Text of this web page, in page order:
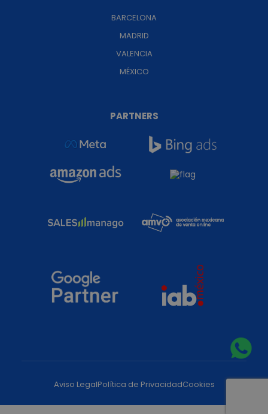
BARCELONA
MADRID
VALENCIA
MÉXICO
PARTNERS
Aviso LegalPolítica de PrivacidadCookies